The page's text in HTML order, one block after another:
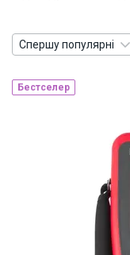
Спершу популярні
Бестселер